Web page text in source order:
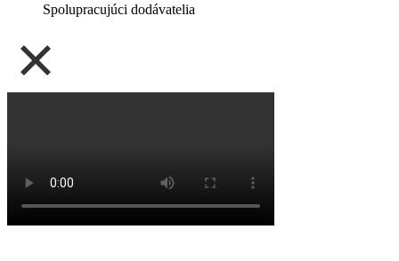
Spolupracujúci dodávatelia